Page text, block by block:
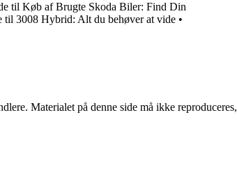
til Køb af Brugte Skoda Biler: Find Din
til 3008 Hybrid: Alt du behøver at vide •
Materialet på denne side må ikke reproduceres,